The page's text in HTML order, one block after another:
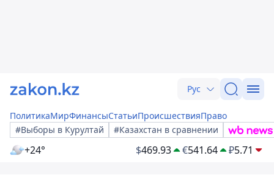
Рус
ПолитикаМирФинансыСтатьиПроисшествияПраво
#Выборы в Курултай
#Казахстан в сравнении
+24° $469.93 €541.64 ₽5.71